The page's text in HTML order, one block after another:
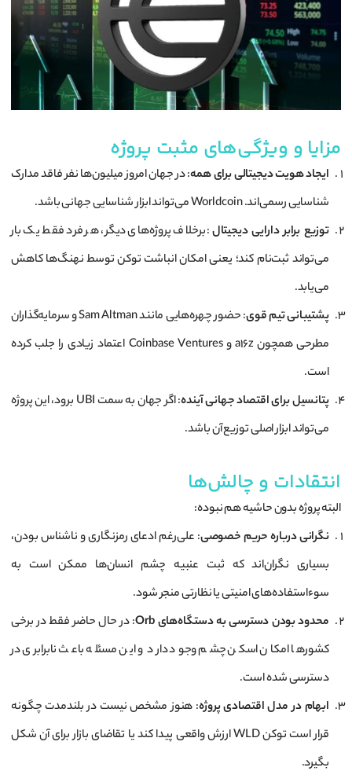
مزایا و ویژگی‌های مثبت پروژه
ایجاد هویت دیجیتالی برای همه: در جهان امروز میلیون‌ها نفر فاقد مدارک
شناسایی رسمی‌اند. Worldcoin می‌تواند ابزار شناسایی جهانی باشد.
توزیع برابر دارایی دیجیتال: برخلاف پروژه‌های دیگر، هر فرد فقط یک بار
می‌تواند ثبت‌نام کند؛ یعنی امکان انباشت توکن توسط نهنگ‌ها کاهش
می‌یابد.
پشتیبانی تیم قوی
: حضور چهره‌هایی مانند Sam Altman و سرمایه‌گذاران
مطرحی همچون a16z و Coinbase Ventures اعتماد زیادی را جلب کرده
است.
پتانسیل برای اقتصاد جهانی آینده
: اگر جهان به سمت UBI برود، این پروژه
می‌تواند ابزار اصلی توزیع آن باشد.
انتقادات و چالش‌ها
البته پروژه بدون حاشیه هم نبوده:
نگرانی درباره حریم خصوصی: علی‌رغم ادعای رمزنگاری و ناشناس بودن،
بسیاری نگران‌اند که ثبت عنبیه چشم انسان‌ها ممکن است به
سوءاستفاده‌های امنیتی یا نظارتی منجر شود.
محدود بودن دسترسی به دستگاه‌های Orb
: در حال حاضر فقط در برخی
کشورها امکان اسکن چشم وجود دارد و این مسئله باعث نابرابری در
دسترسی شده است.
ابهام در مدل اقتصادی پروژه: هنوز مشخص نیست در بلندمدت چگونه
قرار است توکن WLD ارزش واقعی پیدا کند یا تقاضای بازار برای آن شکل
بگیرد.